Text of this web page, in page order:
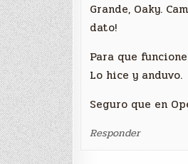
Grande, Oaky.
dato!
Para que
Lo hice y anduvo.
Seguro que en
Responder